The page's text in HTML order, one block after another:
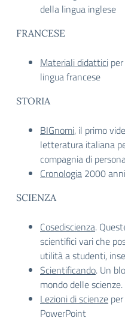
della lingua inglese
FRANCESE
Materiali didattici
lingua francese
STORIA
BIGnomi, il primo
letteratura italiana
compagnia di
Cronologia 2000
SCIENZA
Cosediscienza.
scientifici vari che
utilità a studenti,
Scientificando. Un
mondo delle scienze.
Lezioni di scienze
PowerPoint